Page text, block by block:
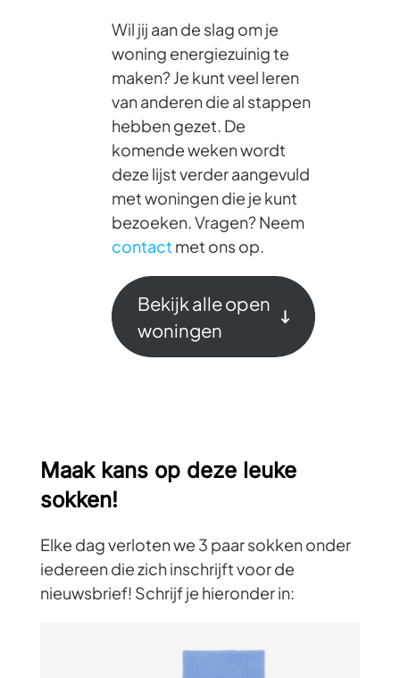
Wil jij aan de slag om je
woning energiezuinig te
maken? Je kunt veel leren
van anderen die al stappen
hebben gezet. De
komende weken wordt
deze lijst verder aangevuld
met woningen die je kunt
bezoeken. Vragen? Neem
contact met ons op.
Bekijk alle open
woningen
Maak kans op deze leuke
sokken!
Elke dag verloten we 3 paar sokken onder
iedereen die zich inschrijft voor de
nieuwsbrief! Schrijf je hieronder in: